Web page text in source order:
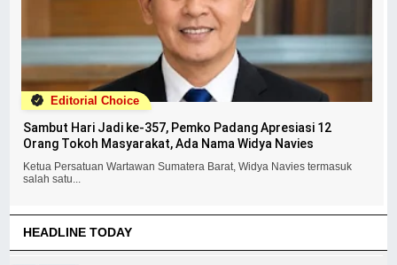
Editorial Choice
Sambut Hari Jadi ke-357, Pemko Padang Apresiasi 12
Orang Tokoh Masyarakat, Ada Nama Widya Navies
Ketua Persatuan Wartawan Sumatera Barat, Widya Navies termasuk
salah satu...
HEADLINE TODAY